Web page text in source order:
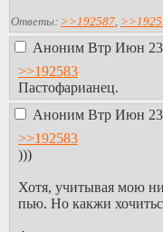
Ответы: >>192587,
Аноним Втр Июн 23
>>192583
Пастофарианец.
Аноним Втр Июн 23
>>192583
)))
Хотя, учитывая мою
пью. Но какжи